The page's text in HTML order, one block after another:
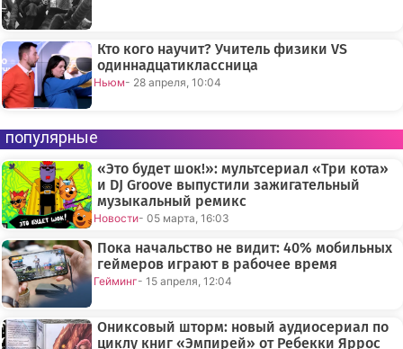
Кто кого научит? Учитель физики VS
одиннадцатиклассница
Ньюм- 28 апреля, 10:04
популярные
«Это будет шок!»: мультсериал «Три кота»
и DJ Groove выпустили зажигательный
музыкальный ремикс
Новости- 05 марта, 16:03
Пока начальство не видит: 40% мобильных
геймеров играют в рабочее время
Гейминг- 15 апреля, 12:04
Ониксовый шторм: новый аудиосериал по
циклу книг «Эмпирей» от Ребекки Яррос